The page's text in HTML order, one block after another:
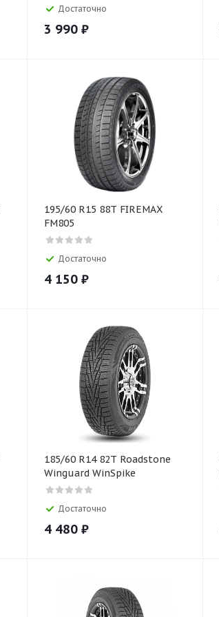
Достаточно
3 990 ₽
195/60 R15 88T FIREMAX
FM805
Достаточно
4 150 ₽
185/60 R14 82T Roadstone
Winguard WinSpike
Достаточно
4 480 ₽